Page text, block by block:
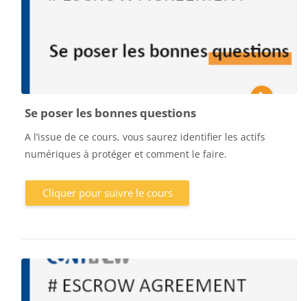
Se poser les bonnes questions
A l’issue de ce cours, vous saurez identifier les actifs
numériques à protéger et comment le faire.
Cliquer pour suivre le cours